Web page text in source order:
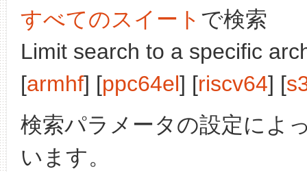
すべてのスイート で検索
Limit search to a specific
[armhf] [ppc64el] [riscv64] [
検索パラメータの設定によ
います。